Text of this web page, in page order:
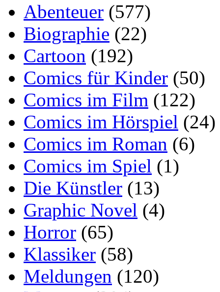
Abenteuer (577)
Biographie (22)
Cartoon (192)
Comics für Kinder (50)
Comics im Film (122)
Comics im Hörspiel (24)
Comics im Roman (6)
Comics im Spiel (1)
Die Künstler (13)
Graphic Novel (4)
Horror (65)
Klassiker (58)
Meldungen (120)